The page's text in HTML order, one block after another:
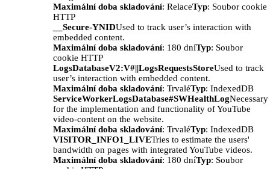
Maximální doba skladování: RelaceTyp: Soubor cookie
HTTP
__Secure-YNIDUsed to track user’s interaction with
embedded content.
Maximální doba skladování: 180 dníTyp: Soubor
cookie HTTP
LogsDatabaseV2:V#||LogsRequestsStoreUsed to track
user’s interaction with embedded content.
Maximální doba skladování: TrvaléTyp: IndexedDB
ServiceWorkerLogsDatabase#SWHealthLogNecessary
for the implementation and functionality of YouTube
video-content on the website.
Maximální doba skladování: TrvaléTyp: IndexedDB
VISITOR_INFO1_LIVETries to estimate the users'
bandwidth on pages with integrated YouTube videos.
Maximální doba skladování: 180 dníTyp: Soubor